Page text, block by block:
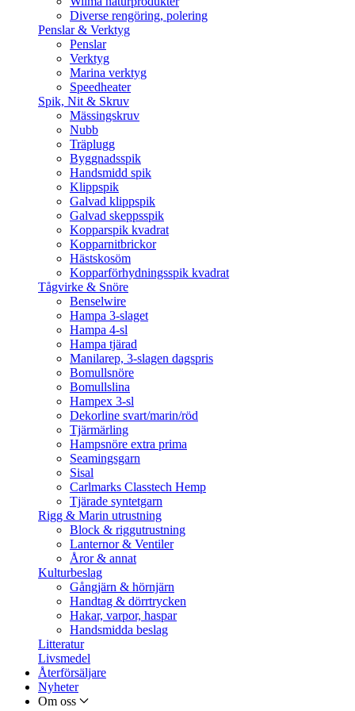
Diverse rengöring, polering
Penslar & Verktyg
Penslar
Verktyg
Marina verktyg
Speedheater
Spik, Nit & Skruv
Mässingskruv
Nubb
Träplugg
Byggnadsspik
Handsmidd spik
Klippspik
Galvad klippspik
Galvad skeppsspik
Kopparspik kvadrat
Kopparnitbrickor
Hästskosöm
Kopparförhydningsspik kvadrat
Tågvirke & Snöre
Benselwire
Hampa 3-slaget
Hampa 4-sl
Hampa tjärad
Manilarep, 3-slagen dagspris
Bomullsnöre
Bomullslina
Hampex 3-sl
Dekorline svart/marin/röd
Tjärmärling
Hampsnöre extra prima
Seamingsgarn
Sisal
Carlmarks Classtech Hemp
Tjärade syntetgarn
Rigg & Marin utrustning
Block & riggutrustning
Lanternor & Ventiler
Åror & annat
Kulturbeslag
Gångjärn & hörnjärn
Handtag & dörrtrycken
Hakar, varpor, haspar
Handsmidda beslag
Litteratur
Livsmedel
Återförsäljare
Nyheter
Om oss